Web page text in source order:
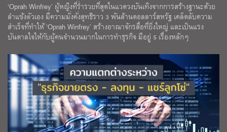
‘Oprah Winfrey’ ผู้หญิงที่ร่ำรวยที่สุดในแวดวงบันเทิงจากการสร้างฐานะด้วย
ลำแข้งตัวเอง มีความมั่งคั่งสุทธิราว 3 พันล้านดอลลาร์สหรัฐ เคล็ดลับความ
สำเร็จที่ทำให้ ‘Oprah Winfrey’ สร้างอาณาจักรสื่อที่ยิ่งใหญ่ และเป็นแรง
บันดาลใจให้กับผู้คนจำนวนมากในการทำธุรกิจ มีอยู่ 5 เรื่องหลักๆ